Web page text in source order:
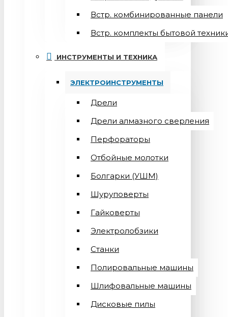
Встр. комбинированные панели
Встр. комплекты бытовой
ИНСТРУМЕНТЫ И ТЕХНИКА
ЭЛЕКТРОИНСТРУМЕНТЫ
Дрели
Дрели алмазного сверления
Перфораторы
Отбойные молотки
Болгарки (УШМ)
Шуруповерты
Гайковерты
Электролобзики
Станки
Полировальные машины
Шлифовальные машины
Дисковые пилы